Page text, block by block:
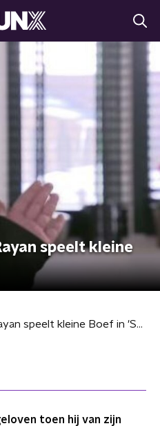
speelt kleine
VIDEO: 8-jarige Rayan speelt kleine Boef in 'Sofiane'
toen hij van zijn